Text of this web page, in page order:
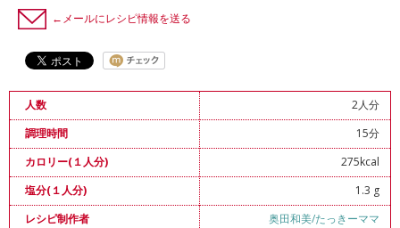
←メールにレシピ情報を送る
人数
2人分
調理時間
15分
カロリー(１人分)
275kcal
塩分(１人分)
1.3 g
レシピ制作者
奥田和美/たっきーママ